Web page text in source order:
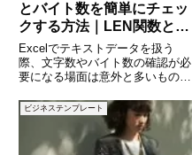
とバイト数を簡単にチェッ
クする方法｜LEN関数と
LENB関数の使い方を解説
Excelでテキストデータを扱う
際、文字数やバイト数の確認が必
要になる場面は意外と多いもので
するデータのバイト数を制限した
り、システムに入力する文字数制
限に対応する必要がある場合で
す。この記事では、Excelで
ビジネステンプレート